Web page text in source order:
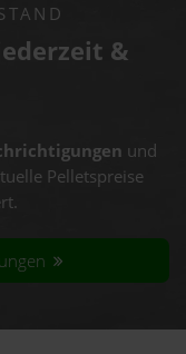
&
und
Pelletspreise